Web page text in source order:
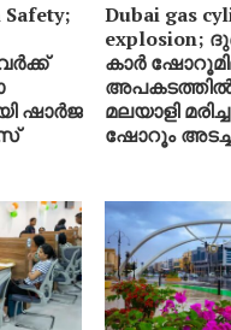
Safety;
ഷാർജ
Dubai gas
explosion;
കാർ
മലയാളി
ഷോറൂം